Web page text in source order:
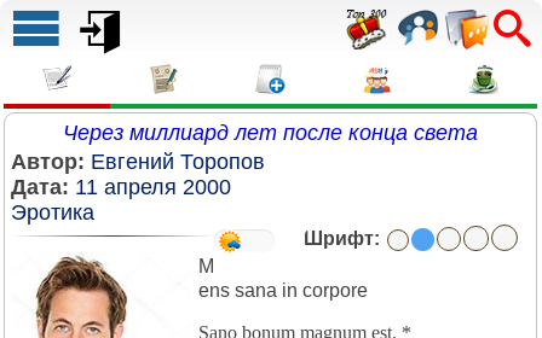
Через миллиард лет после конца света
Автор: Евгений Торопов
Дата: 11 апреля 2000
Эротика
Шрифт:
M
ens sana in corpore
Sano bonum magnum est. *